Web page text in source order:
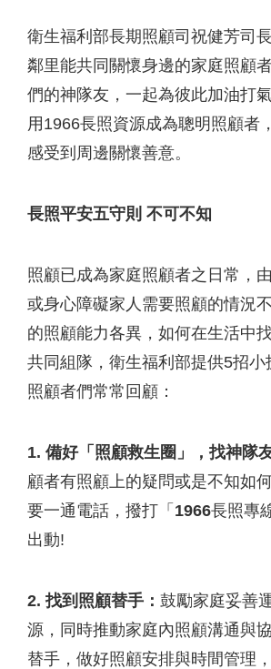
衛生福利部長期照顧司祝健芳司
鄰里能共同關懷身邊的家庭照顧
們的神隊友，一起為彼此加油打
用1966長照資源成為聰明照顧者
感受到周邊關懷善意。
長照平安五守則 不可不知
照顧已成為家庭照顧者之日常，
或身心障礙家人需要照顧的情況
的照顧能力各異，如何在生活中
共同組隊，衛生福利部提供5招小
照顧者們常常回顧：
1. 備好「照顧救生圈」，找神隊
顧者有照顧上的疑問或是不知如
要一通電話，撥打「 1966長照專
出動!
2. 找到照顧替手： 鼓勵家庭妥善
源，同時推動家庭內照顧溝通與
替手，做好照顧安排與時間管理